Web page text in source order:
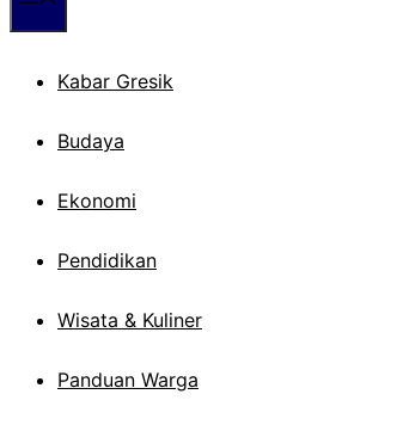
Kabar Gresik
Budaya
Ekonomi
Pendidikan
Wisata & Kuliner
Panduan Warga